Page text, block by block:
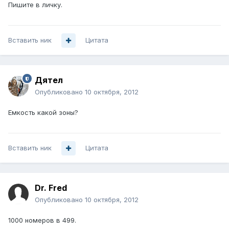
Пишите в личку.
Вставить ник Цитата
Дятел
Опубликовано 10 октября, 2012
Емкость какой зоны?
Вставить ник Цитата
Dr. Fred
Опубликовано 10 октября, 2012
1000 номеров в 499.